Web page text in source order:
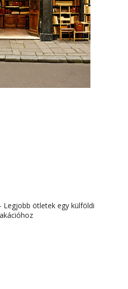
Legjobb ötletek egy külföldi